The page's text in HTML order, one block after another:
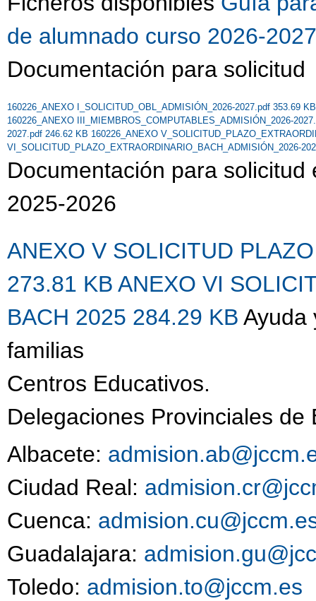
de alumnado curso 2026-
Documentación para solicitud
160226_ANEXO I_SOLICITUD_OBL_ADMISIÓN_2026-2027.pdf 353.69
160226_ANEXO III_MIEMBROS_COMPUTABLES_ADMISIÓN_2026-
2027.pdf 246.62 KB 160226_ANEXO
VI_SOLICITUD_PLAZO_EXTRAORDINARIO_BACH_ADMISIÓN_2026-
Documentación para
2025-2026
ANEXO V SOLICITUD
273.81 KB ANEXO VI
BACH 2025 284.29 KB Ayuda
familias
Centros Educativos.
Delegaciones Provinciales de
Albacete:
Ciudad Real:
Cuenca:
Guadalajara:
Toledo: admision.to@jccm.es